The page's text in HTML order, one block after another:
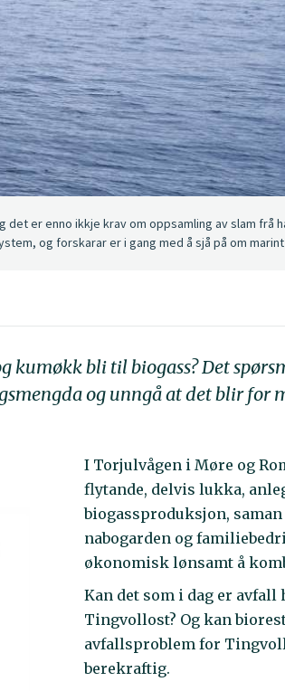
det er enno ikkje krav om oppsamling av slam
og forskarar er i gang med å sjå på om
kumøkk bli til biogass? Det
og unngå at det blir for
I Torjulvågen i Møre og
flytande, delvis lukka,
biogassproduksjon,
nabogarden og
økonomisk lønsamt å
Kan det som i dag er
Tingvollost? Og kan
avfallsproblem for
berekraftig.